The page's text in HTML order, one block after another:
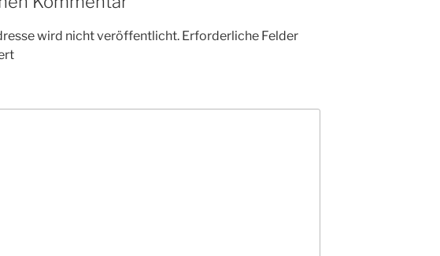
wird nicht veröffentlicht. Erforderliche Felder